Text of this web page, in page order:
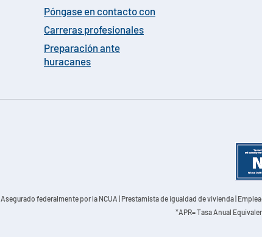
Póngase en contacto con
Carreras profesionales
Preparación ante
huracanes
Asegurado federalmente por la NCUA | Prestamista de igualdad de vivienda |
*APR= Tasa Anual